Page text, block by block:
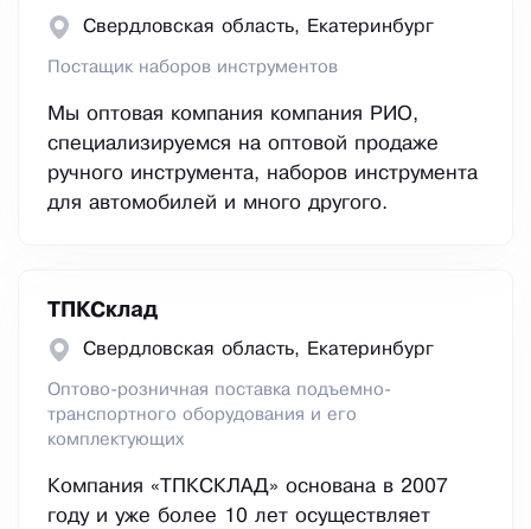
Свердловская область, Екатеринбург
Постащик наборов инструментов
Мы оптовая компания компания РИО,
специализируемся на оптовой продаже
ручного инструмента, наборов инструмента
для автомобилей и много другого.
ТПКСклад
Свердловская область, Екатеринбург
Оптово-розничная поставка подъемно-
транспортного оборудования и его
комплектующих
Компания «ТПКСКЛАД» основана в 2007
году и уже более 10 лет осуществляет